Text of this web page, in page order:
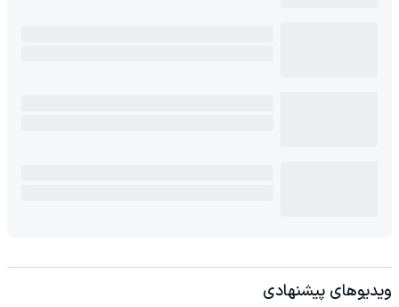
ویدیوهای پیشنهادی